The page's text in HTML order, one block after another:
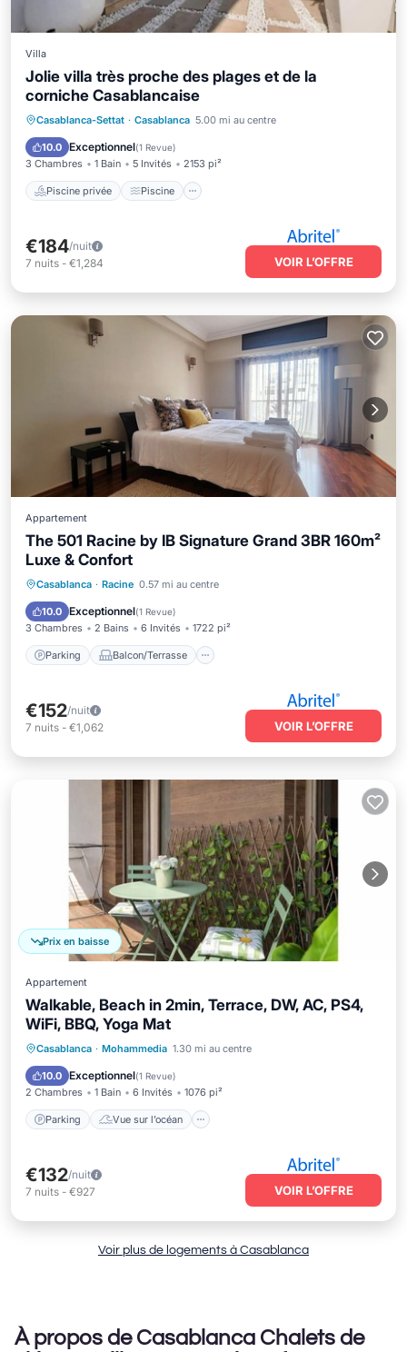
Villa
Jolie villa très proche des plages et de la
corniche Casablancaise
Casablanca-Settat · Casablanca 5.00 mi au centre
10.0 Exceptionnel(1 Revue)
3 Chambres 1 Bain 5 Invités 2153 pi²
Piscine privée Piscine
Piscine privée
Piscine
Balcon/Terrasse
€184/nuit
7 nuits - €1,284 VOIR L’OFFRE
Appartement
The 501 Racine by IB Signature Grand 3BR 160m²
Luxe & Confort
Casablanca · Racine 0.57 mi au centre
10.0 Exceptionnel(1 Revue)
3 Chambres 2 Bains 6 Invités 1722 pi²
Parking Balcon/Terrasse
Parking Balcon/Terrasse
Climatisation
€152/nuit
7 nuits - €1,062 VOIR L’OFFRE
Prix en baisse
Appartement
Walkable, Beach in 2min, Terrace, DW, AC, PS4,
WiFi, BBQ, Yoga Mat
Casablanca · Mohammedia 1.30 mi au centre
10.0 Exceptionnel(1 Revue)
2 Chambres 1 Bain 6 Invités 1076 pi²
Parking Vue sur l’océan
Parking
Vue sur l’océan
Balcon/Terrasse
€132/nuit
7 nuits - €927 VOIR L’OFFRE
Voir plus de logements à Casablanca
À propos de Casablanca Chalets de